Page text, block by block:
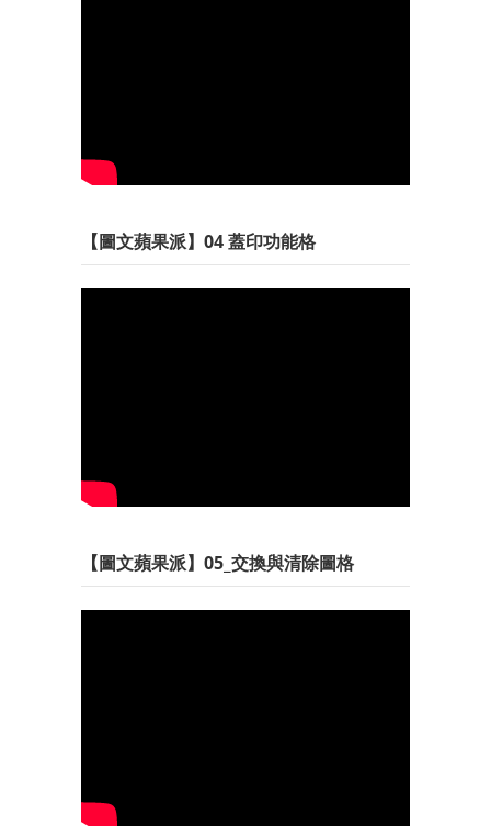
【圖文蘋果派】04 蓋印功能格
【圖文蘋果派】05_交換與清除圖格